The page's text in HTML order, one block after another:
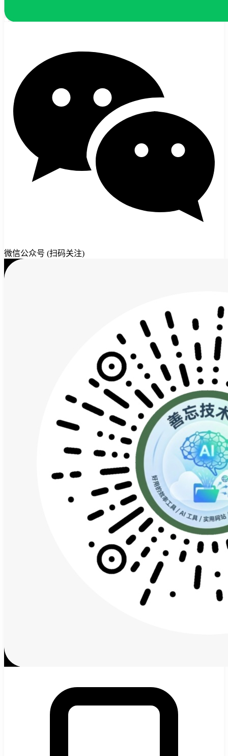
微信公众号 (扫码关注)